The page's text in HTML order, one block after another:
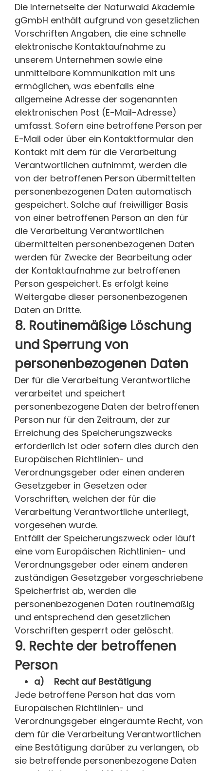
Die Internetseite der Naturwald Akademie
gGmbH enthält aufgrund von gesetzlichen
Vorschriften Angaben, die eine schnelle
elektronische Kontaktaufnahme zu
unserem Unternehmen sowie eine
unmittelbare Kommunikation mit uns
ermöglichen, was ebenfalls eine
allgemeine Adresse der sogenannten
elektronischen Post (E-Mail-Adresse)
umfasst. Sofern eine betroffene Person per
E-Mail oder über ein Kontaktformular den
Kontakt mit dem für die Verarbeitung
Verantwortlichen aufnimmt, werden die
von der betroffenen Person übermittelten
personenbezogenen Daten automatisch
gespeichert. Solche auf freiwilliger Basis
von einer betroffenen Person an den für
die Verarbeitung Verantwortlichen
übermittelten personenbezogenen Daten
werden für Zwecke der Bearbeitung oder
der Kontaktaufnahme zur betroffenen
Person gespeichert. Es erfolgt keine
Weitergabe dieser personenbezogenen
Daten an Dritte.
8. Routinemäßige Löschung
und Sperrung von
personenbezogenen Daten
Der für die Verarbeitung Verantwortliche
verarbeitet und speichert
personenbezogene Daten der betroffenen
Person nur für den Zeitraum, der zur
Erreichung des Speicherungszwecks
erforderlich ist oder sofern dies durch den
Europäischen Richtlinien- und
Verordnungsgeber oder einen anderen
Gesetzgeber in Gesetzen oder
Vorschriften, welchen der für die
Verarbeitung Verantwortliche unterliegt,
vorgesehen wurde.
Entfällt der Speicherungszweck oder läuft
eine vom Europäischen Richtlinien- und
Verordnungsgeber oder einem anderen
zuständigen Gesetzgeber vorgeschriebene
Speicherfrist ab, werden die
personenbezogenen Daten routinemäßig
und entsprechend den gesetzlichen
Vorschriften gesperrt oder gelöscht.
9. Rechte der betroffenen
Person
a) Recht auf Bestätigung
Jede betroffene Person hat das vom
Europäischen Richtlinien- und
Verordnungsgeber eingeräumte Recht, von
dem für die Verarbeitung Verantwortlichen
eine Bestätigung darüber zu verlangen, ob
sie betreffende personenbezogene Daten